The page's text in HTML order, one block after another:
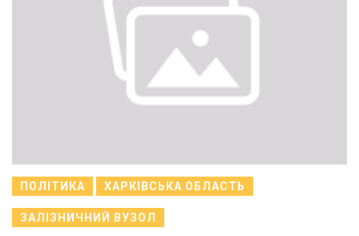
ПОЛІТИКА ХАРКІВСЬКА ОБЛАСТЬ
ЗАЛІЗНИЧНИЙ ВУЗОЛ